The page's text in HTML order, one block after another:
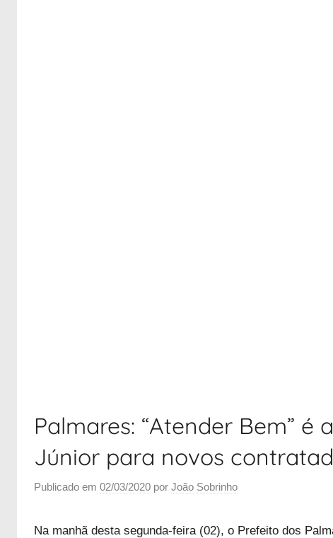
Palmares: “Atender Bem”
Júnior para novos
Publicado em 02/03/2020 por João Sobrinho
Na manhã desta segunda-feira (02), o Prefeito dos